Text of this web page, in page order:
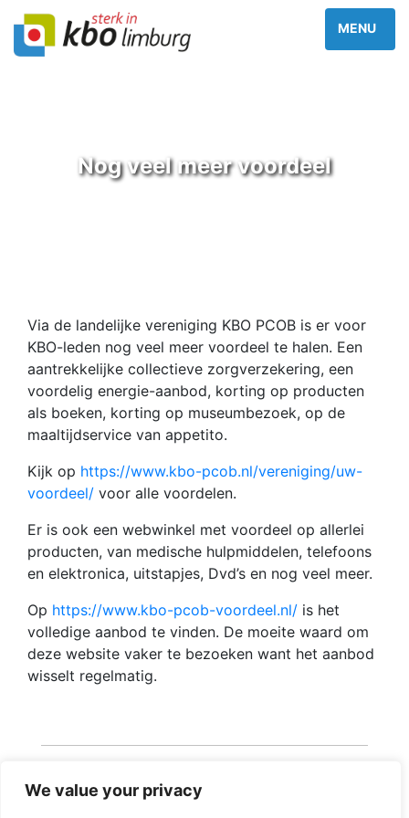
We value your privacy
Nog veel meer voordeel
Via de landelijke vereniging KBO PCOB is er voor
KBO-leden nog veel meer voordeel te halen. Een
aantrekkelijke collectieve zorgverzekering, een
voordelig energie-aanbod, korting op producten
als boeken, korting op museumbezoek, op de
maaltijdservice van appetito.
Kijk op https://www.kbo-pcob.nl/vereniging/uw-
voordeel/ voor alle voordelen.
Er is ook een webwinkel met voordeel op allerlei
producten, van medische hulpmiddelen, telefoons
en elektronica, uitstapjes, Dvd’s en nog veel meer.
Op https://www.kbo-pcob-voordeel.nl/ is het
volledige aanbod te vinden. De moeite waard om
deze website vaker te bezoeken want het aanbod
wisselt regelmatig.